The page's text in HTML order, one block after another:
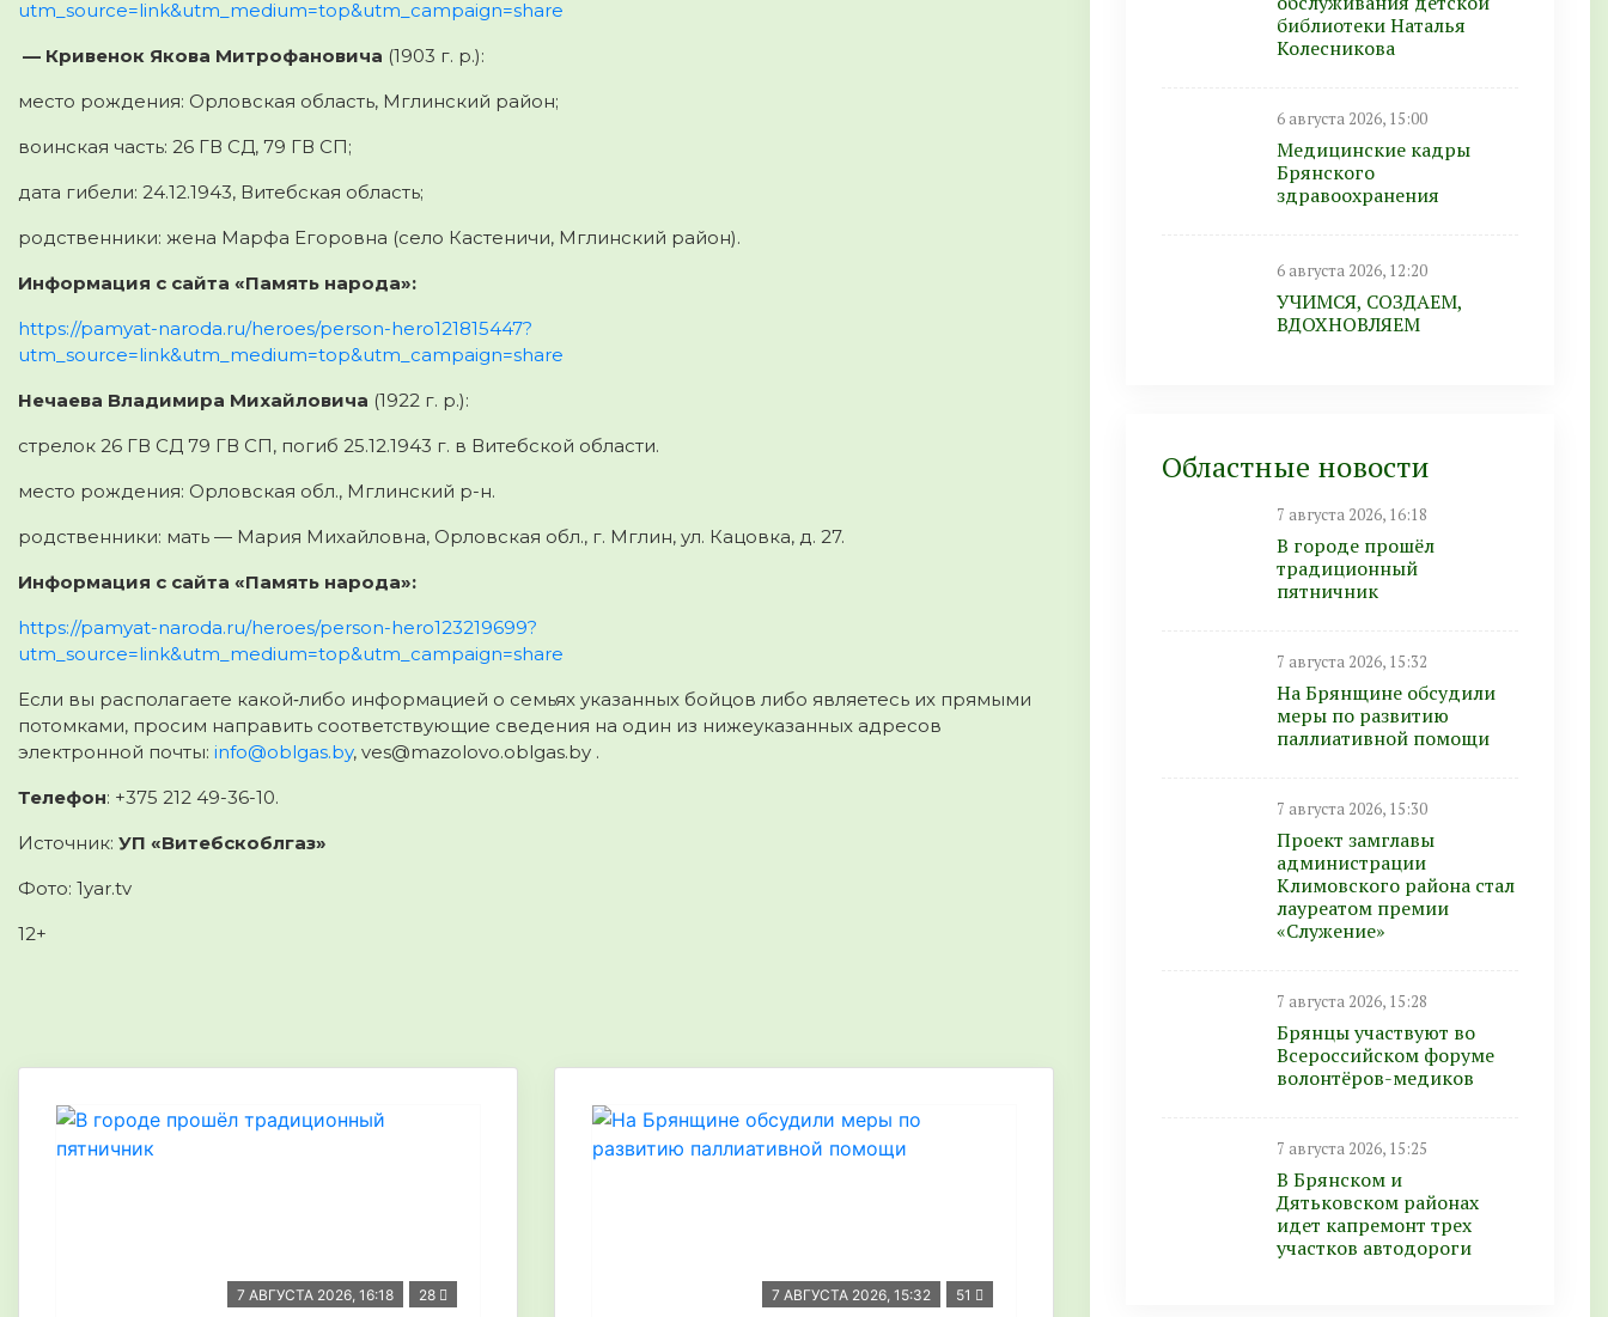
utm_source=link&utm_medium=top&utm_campaign=share
— Кривенок Якова Митрофановича (1903 г. р.):
место рождения: Орловская область, Мглинский район;
воинская часть: 26 ГВ СД, 79 ГВ СП;
дата гибели: 24.12.1943, Витебская область;
родственники: жена Марфа Егоровна (село Кастеничи, Мглинский район).
Информация с сайта «Память народа»:
https://pamyat-naroda.ru/heroes/person-hero121815447?
utm_source=link&utm_medium=top&utm_campaign=share
Нечаева Владимира Михайловича (1922 г. р.):
стрелок 26 ГВ СД 79 ГВ СП, погиб 25.12.1943 г. в Витебской области.
место рождения: Орловская обл., Мглинский р-н.
родственники: мать — Мария Михайловна, Орловская обл., г. Мглин, ул. Кацовка, д. 27.
Информация с сайта «Память народа»:
https://pamyat-naroda.ru/heroes/person-hero123219699?
utm_source=link&utm_medium=top&utm_campaign=share
Если вы располагаете какой‑либо информацией о семьях указанных бойцов либо являетесь их прямыми
потомками, просим направить соответствующие сведения на один из нижеуказанных адресов
электронной почты: info@oblgas.by, ves@mazolovo.oblgas.by .
Телефон: +375 212 49-36-10.
Источник: УП «Витебскоблгаз»
Фото: 1yar.tv
12+
7 АВГУСТА 2026, 16:18 28 7 АВГУСТА 2026, 15:32 51
библиотеки Наталья
Колесникова
6 августа 2026, 15:00
Медицинские кадры
Брянского
здравоохранения
6 августа 2026, 12:20
УЧИМСЯ, СОЗДАЕМ,
ВДОХНОВЛЯЕМ
Областные новости
7 августа 2026, 16:18
В городе прошёл
традиционный
пятничник
7 августа 2026, 15:32
На Брянщине обсудили
меры по развитию
паллиативной помощи
7 августа 2026, 15:30
Проект замглавы
администрации
Климовского района стал
лауреатом премии
«Служение»
7 августа 2026, 15:28
Брянцы участвуют во
Всероссийском форуме
волонтёров-медиков
7 августа 2026, 15:25
В Брянском и
Дятьковском районах
идет капремонт трех
участков автодороги